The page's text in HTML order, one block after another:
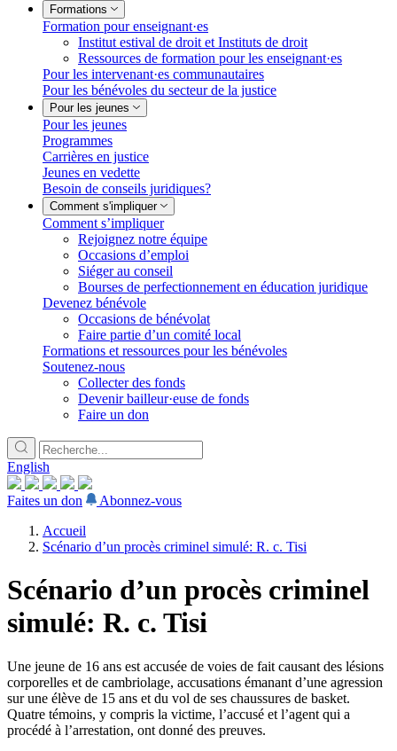
Formations
Formation pour enseignant·es
Institut estival de droit et Instituts de droit
Ressources de formation pour les enseignant·es
Pour les intervenant·es communautaires
Pour les bénévoles du secteur de la justice
Pour les jeunes
Pour les jeunes
Programmes
Carrières en justice
Jeunes en vedette
Besoin de conseils juridiques?
Comment s'impliquer
Comment s’impliquer
Rejoignez notre équipe
Occasions d’emploi
Siéger au conseil
Bourses de perfectionnement en éducation juridique
Devenez bénévole
Occasions de bénévolat
Faire partie d’un comité local
Formations et ressources pour les bénévoles
Soutenez-nous
Collecter des fonds
Devenir bailleur·euse de fonds
Faire un don
English
Faites un don
Abonnez-vous
Accueil
Scénario d’un procès criminel simulé: R. c. Tisi
Scénario d’un procès criminel
simulé: R. c. Tisi
Une jeune de 16 ans est accusée de voies de fait causant des lésions
corporelles et de cambriolage, accusations émanant d’une agression
sur une élève de 15 ans et du vol de ses chaussures de basket.
Quatre témoins, y compris la victime, l’accusé et l’agent qui a
procédé à l’arrestation, ont donné des preuves.